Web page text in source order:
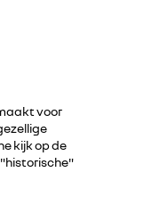
voor
kijk op de